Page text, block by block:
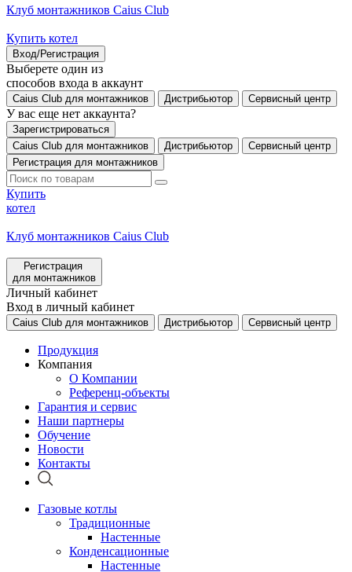
Клуб монтажников Caius Club
Купить котел
Вход/Регистрация
Выберете один из
способов входа в аккаунт
Caius Club для монтажников Дистрибьютор Сервисный центр
У вас еще нет аккаунта?
Зарегистрироваться
Caius Club для монтажников
Дистрибьютор
Сервисный центр
Регистрация для монтажников
Купить
котел
Клуб монтажников Caius Club
Регистрация
для монтажников
Личный кабинет
Вход в личный кабинет
Caius Club для монтажников Дистрибьютор Сервисный центр
Продукция
Компания
О Компании
Референц-объекты
Гарантия и сервис
Наши партнеры
Обучение
Новости
Контакты
Газовые котлы
Традиционные
Настенные
Конденсационные
Настенные